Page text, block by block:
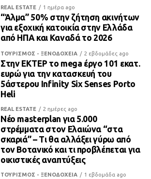
REAL ESTATE 1 ημέρα ago
“Άλμα” 50% στην ζήτηση ακινήτων
για εξοχική κατοικία στην Ελλάδα
από ΗΠΑ και Καναδά το 2026
ΤΟΥΡΙΣΜΟΣ - ΞΕΝΟΔΟΧΕΙΑ 2 εβδομάδες ago
Στην ΕΚΤΕΡ το mega έργο 101 εκατ.
ευρώ για την κατασκευή του
5άστερου Infinity Six Senses Porto
Heli
REAL ESTATE 2 ημέρες ago
Νέο masterplan για 5.000
στρέμματα στον Ελαιώνα “στα
σκαριά” – Τι θα αλλάξει γύρω από
τον Βοτανικό και τι προβλέπεται για
οικιστικές αναπτύξεις
ΤΟΥΡΙΣΜΟΣ - ΞΕΝΟΔΟΧΕΙΑ 1 εβδομάδα ago